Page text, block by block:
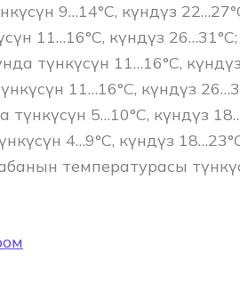
9…14°C, күндүз
11…16°C, күндүз 26…31°C;
​түнкүсүн 11…16°C,
11…16°C, күндүз
5…10°C, күндүз
4…9°C, күндүз
температурасы